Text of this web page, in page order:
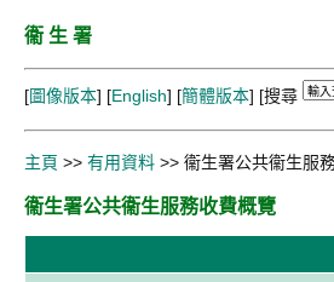
衞 生 署
[圖像版本] [English] [簡體版本] [搜尋
主頁 >> 有用資料 >> 衞生署公共衞生服
衞生署公共衞生服務收費概覽